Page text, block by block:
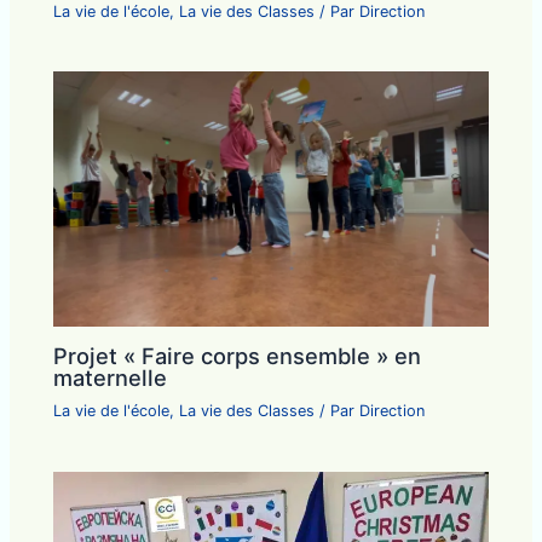
La vie de l'école, La vie des Classes / Par Direction
Projet « Faire corps ensemble » en
maternelle
La vie de l'école, La vie des Classes / Par Direction